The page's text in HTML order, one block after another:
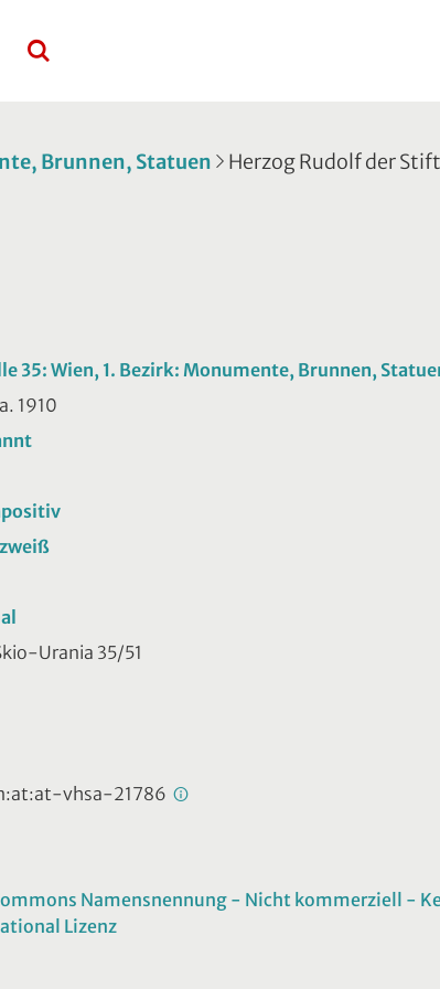
Brunnen, Statuen Herzog Rudolf der
35: Wien, 1. Bezirk: Monumente, Brunnen,
1910
Urania 35/51
vhsa-21786
Namensnennung - Nicht kommerziell -
Lizenz